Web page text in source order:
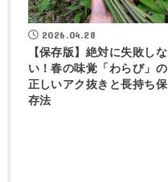
2026.04.28
【保存版】絶対に失敗しな
い！春の味覚「わらび」の
正しいアク抜きと長持ち保
存法